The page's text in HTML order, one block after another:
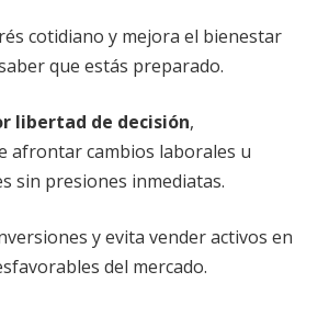
cotidiano y mejora el bienestar
que estás preparado.
libertad de decisión,
afrontar cambios laborales u
sin presiones inmediatas.
y evita vender activos en
del mercado.